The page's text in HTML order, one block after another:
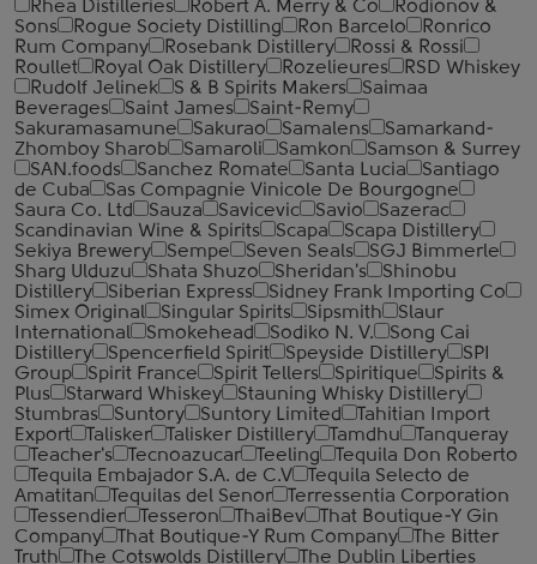
Rhea Distilleries
Robert A. Merry & Co
Rodionov &
Sons
Rogue Society Distilling Ron Barcelo
Ronrico
Rum Company
Rosebank Distillery
Rossi & Rossi
Roullet
Royal Oak Distillery Rozelieures
RSD Whiskey
Rudolf Jelinek
S & B Spirits Makers
Saimaa
Beverages
Saint James
Saint-Remy
Sakuramasamune
Sakurao Samalens
Samarkand-
Zhomboy Sharob
Samaroli Samkon
Samson & Surrey
SAN.foods
Sanchez Romate Santa Lucia
Santiago
de Cuba
Sas Compagnie Vinicole De Bourgogne
Saura Co. Ltd
Sauza Savicevic Savio
Sazerac
Scandinavian Wine & Spirits
Scapa
Scapa Distillery
Sekiya Brewery
Sempe Seven Seals
SGJ Bimmerle
Sharg Ulduzu
Shata Shuzo Sheridan's
Shinobu
Distillery
Siberian Express
Sidney Frank Importing Co
Simex Original
Singular Spirits Sipsmith
Slaur
International
Smokehead Sodiko N. V.
Song Cai
Distillery
Spencerfield Spirit Speyside Distillery
SPI
Group
Spirit France Spirit Tellers Spiritique
Spirits &
Plus
Starward Whiskey
Stauning Whisky Distillery
Stumbras
Suntory Suntory Limited
Tahitian Import
Export
Talisker Talisker Distillery Tamdhu
Tanqueray
Teacher's
Tecnoazucar Teeling
Tequila Don Roberto
Tequila Embajador S.A. de C.V
Tequila Selecto de
Amatitan
Tequilas del Senor
Terressentia Corporation
Tessendier
Tesseron ThaiBev
That Boutique-Y Gin
Company
That Boutique-Y Rum Company
The Bitter
Truth
The Cotswolds Distillery
The Dublin Liberties